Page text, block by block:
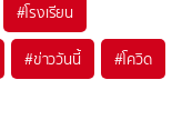
#โรงเรียน
#ข่าววันนี้ #โควิด